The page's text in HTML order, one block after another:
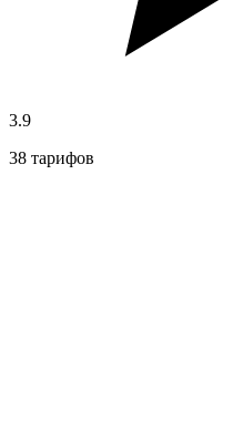
3.9
38 тарифов